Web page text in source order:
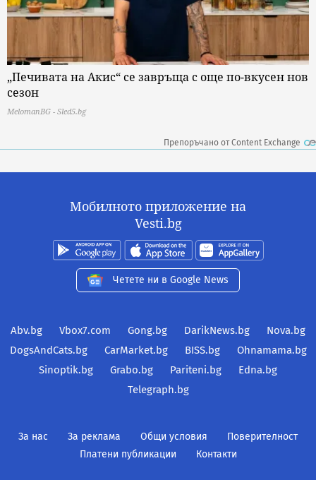
„Печивата на Акис“ се завръща с още по-вкусен нов
сезон
MelomanBG - Sled5.bg
Препоръчано от Content Exchange
Мобилното приложение на
Vesti.bg
Четете ни в Google News
Abv.bg Vbox7.com Gong.bg DarikNews.bg
Nova.bg
DogsAndCats.bg
CarMarket.bg BISS.bg
Ohnamama.bg
Sinoptik.bg
Grabo.bg Pariteni.bg
Edna.bg
Telegraph.bg
За нас За реклама Общи условия
Поверителност
Платени публикации
Контакти